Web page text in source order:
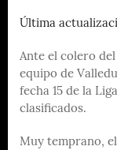
Última
Ante el colero
equipo de
fecha 15 de la
clasificados.
Muy temprano,